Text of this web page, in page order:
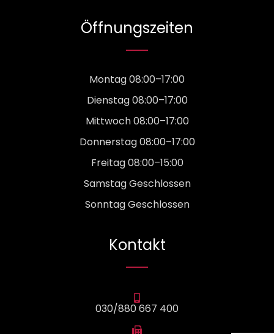
Öffnungszeiten
Montag 08:00–17:00
Dienstag 08:00–17:00
Mittwoch 08:00–17:00
Donnerstag 08:00–17:00
Freitag 08:00–15:00
Samstag Geschlossen
Sonntag Geschlossen
Kontakt
030/880 667 400